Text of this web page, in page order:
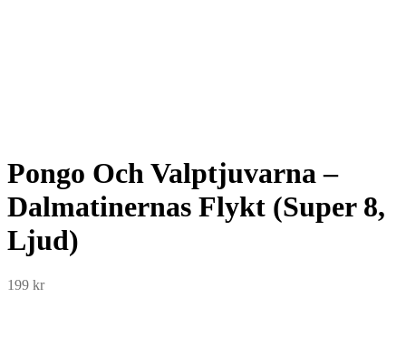
Pongo Och Valptjuvarna –
Dalmatinernas Flykt (Super 8,
Ljud)
199 kr